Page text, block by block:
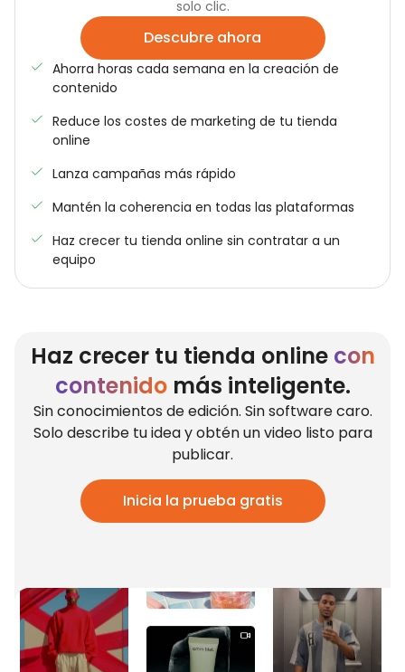
solo clic.
Descubre ahora
Ahorra horas cada semana en la creación de
contenido
Reduce los costes de marketing de tu tienda
online
Lanza campañas más rápido
Mantén la coherencia en todas las plataformas
Haz crecer tu tienda online sin contratar a un
equipo
Haz crecer tu tienda online con
contenidomás inteligente.
Sin conocimientos de edición. Sin software caro.
Solo describe tu idea y obtén un video listo para
publicar.
Inicia la prueba gratis